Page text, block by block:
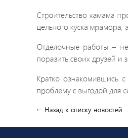
Строительство хамама
цельного куска мрамора,
Отделочные работы –
поразить своих друзей и
Кратко ознакомившись
проблему с выгодой для
← Назад к списку новостей